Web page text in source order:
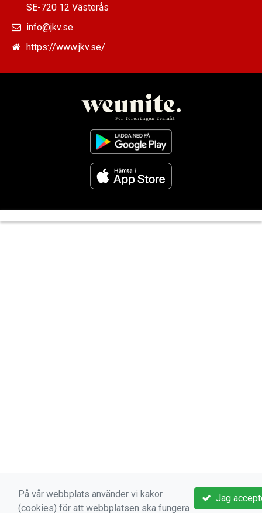
SE-720 12 Västerås
info@jkv.se
https://www.jkv.se/
Jag
På vår webbplats använder vi kakor
(cookies) för att webbplatsen ska fungera